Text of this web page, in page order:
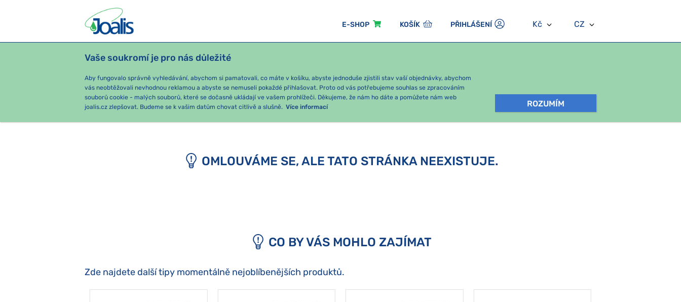
E-SHOP KOŠÍK PŘIHLÁŠENÍ Kč CZ
Vaše soukromí je pro nás důležité
Aby fungovalo správně vyhledávání, abychom si pamatovali, co máte v košíku, abyste jednoduše zjistili stav vaší objednávky, abychom
vás neobtěžovali nevhodnou reklamou a abyste se nemuseli pokaždé přihlašovat. Proto od vás potřebujeme souhlas se zpracováním
souborů cookie - malých souborů, které se dočasně ukládají ve vašem prohlížeči. Děkujeme, že nám ho dáte a pomůžete nám web
joalis.cz zlepšovat. Budeme se k vašim datům chovat citlivě a slušně. Více informací ROZUMÍM
PRODUKTY PODLE OBTÍŽÍ SEZÓNNÍ BALÍČKY
OMLOUVÁME SE, ALE TATO STRÁNKA NEEXISTUJE.
CO BY VÁS MOHLO ZAJÍMAT
Zde najdete další tipy momentálně nejoblíbenějších produktů.